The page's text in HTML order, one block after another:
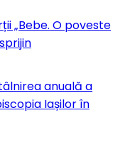
„Bebe. O poveste
anuală a
Iașilor în